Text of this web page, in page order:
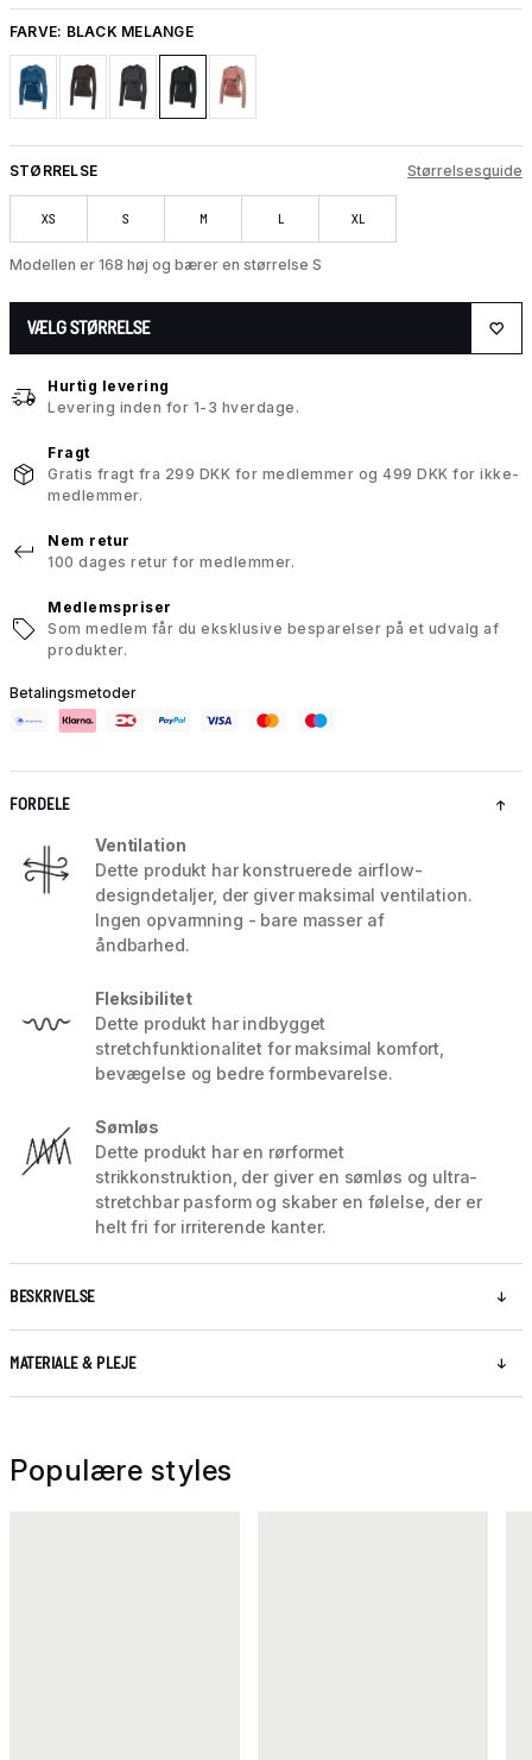
FARVE: BLACK MELANGE
STØRRELSE Størrelsesguide
XS S M L XL
Modellen er 168 høj og bærer en størrelse S
VÆLG STØRRELSE
Hurtig levering
Levering inden for 1-3 hverdage.
Fragt
Gratis fragt fra 299 DKK for medlemmer og 499 DKK for ikke-
medlemmer.
Nem retur
100 dages retur for medlemmer.
Medlemspriser
Som medlem får du eksklusive besparelser på et udvalg af
produkter.
Betalingsmetoder
FORDELE
Ventilation
Dette produkt har konstruerede airflow-
designdetaljer, der giver maksimal ventilation.
Ingen opvarmning - bare masser af
åndbarhed.
Fleksibilitet
Dette produkt har indbygget
stretchfunktionalitet for maksimal komfort,
bevægelse og bedre formbevarelse.
Sømløs
Dette produkt har en rørformet
strikkonstruktion, der giver en sømløs og ultra-
stretchbar pasform og skaber en følelse, der er
helt fri for irriterende kanter.
BESKRIVELSE
MATERIALE & PLEJE
Populære styles